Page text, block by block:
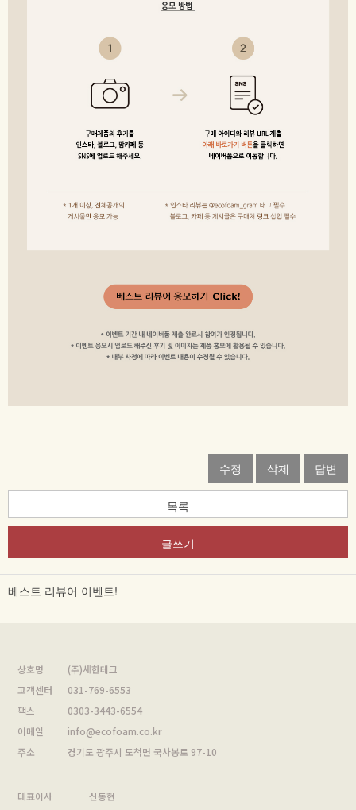
수정 삭제 답변
목록
글쓰기
베스트 리뷰어 이벤트!
상호명
(주)새한테크
고객센터
031-769-6553
팩스
0303-3443-6554
이메일
info@ecofoam.co.kr
주소
경기도 광주시 도척면 국사봉로 97-10
대표이사
신동현